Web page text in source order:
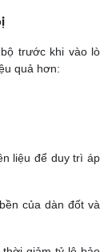
trước khi vào lò
quả hơn:
liệu để duy trì áp
của dàn đốt và